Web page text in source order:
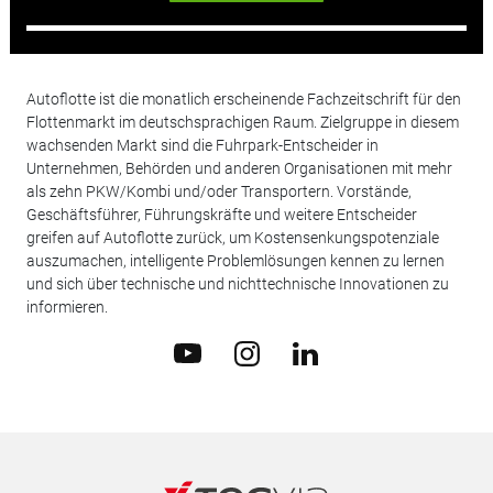
Autoflotte ist die monatlich erscheinende Fachzeitschrift für den
Flottenmarkt im deutschsprachigen Raum. Zielgruppe in diesem
wachsenden Markt sind die Fuhrpark-Entscheider in
Unternehmen, Behörden und anderen Organisationen mit mehr
als zehn PKW/Kombi und/oder Transportern. Vorstände,
Geschäftsführer, Führungskräfte und weitere Entscheider
greifen auf Autoflotte zurück, um Kostensenkungspotenziale
auszumachen, intelligente Problemlösungen kennen zu lernen
und sich über technische und nichttechnische Innovationen zu
informieren.